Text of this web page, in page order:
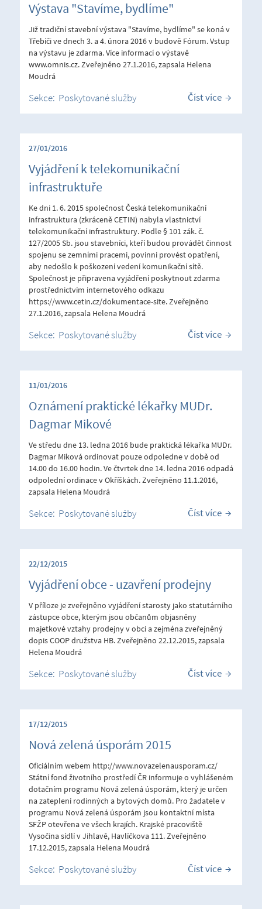
Výstava "Stavíme, bydlíme"
Již tradiční stavební výstava "Stavíme, bydlíme" se koná v
Třebíči ve dnech 3. a 4. února 2016 v budově Fórum. Vstup
na výstavu je zdarma. Více informací o výstavě
www.omnis.cz. Zveřejněno 27.1.2016, zapsala Helena
Moudrá
Sekce: Poskytované služby Číst více
27/01/2016
Vyjádření k telekomunikační
infrastruktuře
Ke dni 1. 6. 2015 společnost Česká telekomunikační
infrastruktura (zkráceně CETIN) nabyla vlastnictví
telekomunikační infrastruktury. Podle § 101 zák. č.
127/2005 Sb. jsou stavebníci, kteří budou provádět činnost
spojenu se zemními pracemi, povinni provést opatření,
aby nedošlo k poškození vedení komunikační sítě.
Společnost je připravena vyjádření poskytnout zdarma
prostřednictvím internetového odkazu
https://www.cetin.cz/dokumentace-site. Zveřejněno
27.1.2016, zapsala Helena Moudrá
Sekce: Poskytované služby Číst více
11/01/2016
Oznámení praktické lékařky MUDr.
Dagmar Mikové
Ve středu dne 13. ledna 2016 bude praktická lékařka MUDr.
Dagmar Miková ordinovat pouze odpoledne v době od
14.00 do 16.00 hodin. Ve čtvrtek dne 14. ledna 2016 odpadá
odpolední ordinace v Okříškách. Zveřejněno 11.1.2016,
zapsala Helena Moudrá
Sekce: Poskytované služby Číst více
22/12/2015
Vyjádření obce - uzavření prodejny
V příloze je zveřejněno vyjádření starosty jako statutárního
zástupce obce, kterým jsou občanům objasněny
majetkové vztahy prodejny v obci a zejména zveřejněný
dopis COOP družstva HB. Zveřejněno 22.12.2015, zapsala
Helena Moudrá
Sekce: Poskytované služby Číst více
17/12/2015
Nová zelená úsporám 2015
Oficiálním webem http://www.novazelenausporam.cz/
Státní fond životního prostředí ČR informuje o vyhlášeném
dotačním programu Nová zelená úsporám, který je určen
na zateplení rodinných a bytových domů. Pro žadatele v
programu Nová zelená úsporám jsou kontaktní místa
SFŽP otevřena ve všech krajích. Krajské pracoviště
Vysočina sídlí v Jihlavě, Havlíčkova 111. Zveřejněno
17.12.2015, zapsala Helena Moudrá
Sekce: Poskytované služby Číst více